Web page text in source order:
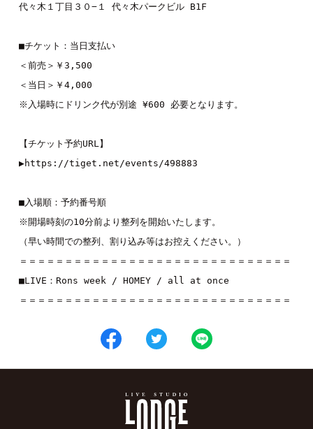
代々木１丁目３０−１ 代々木パークビル B1F
■チケット：当日支払い
＜前売＞￥3,500
＜当日＞￥4,000
※入場時にドリンク代が別途 ¥600 必要となります。
【チケット予約URL】
▶︎https://tiget.net/events/498883
■入場順：予約番号順
※開場時刻の10分前より整列を開始いたします。
（早い時間での整列、割り込み等はお控えください。）
＝＝＝＝＝＝＝＝＝＝＝＝＝＝＝＝＝＝＝＝＝＝＝＝＝＝＝＝＝＝
■LIVE： Rons week / HOMEY / all at once
＝＝＝＝＝＝＝＝＝＝＝＝＝＝＝＝＝＝＝＝＝＝＝＝＝＝＝＝＝＝